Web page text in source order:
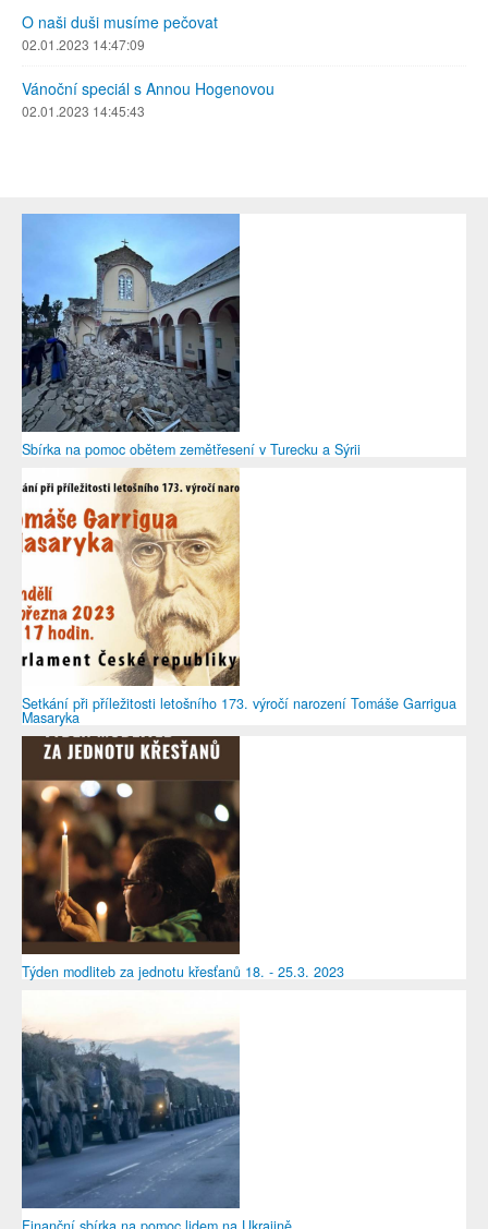
O naši duši musíme pečovat
02.01.2023 14:47:09
Vánoční speciál s Annou Hogenovou
02.01.2023 14:45:43
Sbírka na pomoc obětem zemětřesení v Turecku a Sýrii
Setkání při příležitosti letošního 173. výročí narození Tomáše Garrigua
Masaryka
Týden modliteb za jednotu křesťanů 18. - 25.3. 2023